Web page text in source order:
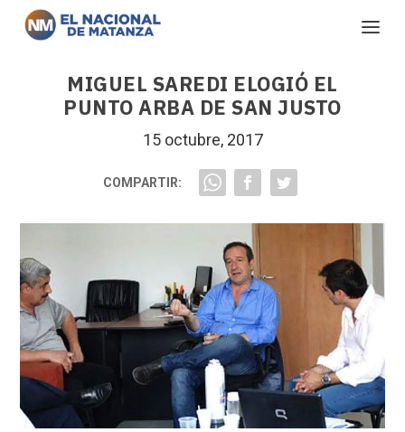
MIGUEL SAREDI ELOGIÓ EL
PUNTO ARBA DE SAN JUSTO
15 octubre, 2017
COMPARTIR: